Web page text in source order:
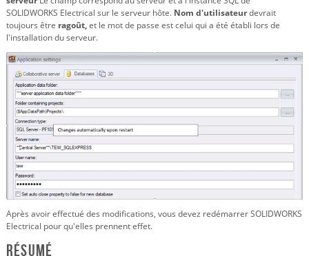
SOLIDWORKS Electrical sur le serveur hôte. Nom d'utilisateurdevrait
toujours être ragoût,et le mot de passe est celui qui a été établi lors de
l'installation du serveur.
Après avoir effectué des modifications, vous devez redémarrer SOLIDWORKS
Electrical pour qu'elles prennent effet.
Résumé